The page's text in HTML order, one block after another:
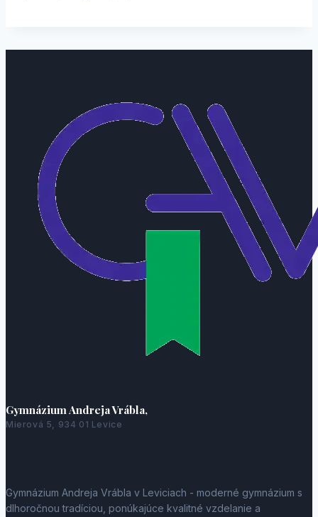
Gymnázium Andreja Vrábla,
Mierová 5, 934 01 Levice
Gymnázium Andreja Vrábla v Leviciach - moderné gymnázium s
dlhoročnou tradíciou, ponúkajúce kvalitné vzdelanie a